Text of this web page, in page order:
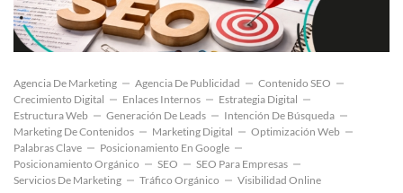
Agencia De Marketing Agencia De Publicidad
Contenido SEO
Crecimiento Digital
Enlaces Internos
Estrategia Digital
Estructura Web
Generación De Leads
Intención De Búsqueda
Marketing De Contenidos
Marketing Digital
Optimización Web
Palabras Clave
Posicionamiento En Google
Posicionamiento Orgánico
SEO
SEO Para Empresas
Servicios De Marketing
Tráfico Orgánico Visibilidad Online